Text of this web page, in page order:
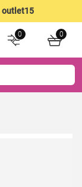
outlet15
0 0